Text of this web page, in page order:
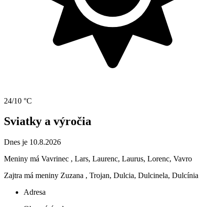
24/10 °C
Sviatky a výročia
Dnes je 10.8.2026
Meniny má Vavrinec , Lars, Laurenc, Laurus, Lorenc, Vavro
Zajtra má meniny Zuzana , Trojan, Dulcia, Dulcinela, Dulcínia
Adresa